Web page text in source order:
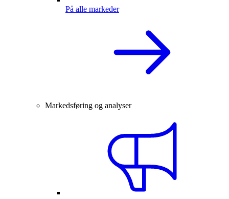
På alle markeder
Markedsføring og analyser